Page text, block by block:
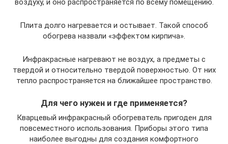
воздуху, и оно распространяется по всему помещению.
Плита долго нагревается и остывает. Такой способ
обогрева назвали «эффектом кирпича».
Инфракрасные нагревают не воздух, а предметы с
твердой и относительно твердой поверхностью. От них
тепло распространяется на ближайшее пространство.
Для чего нужен и где применяется?
Кварцевый инфракрасный обогреватель пригоден для
повсеместного использования. Приборы этого типа
наиболее выгодны для создания комфортного